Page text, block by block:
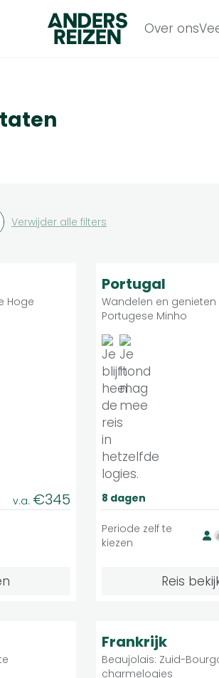
Anders Reizen Over ons
Verwijder alle filters
Hoge
v.a. €345
9.3
Portugal
Wandelen en genieten
Portugese Minho
8 dagen
Periode zelf te
kiezen
Reis
9.1
Frankrijk
Beaujolais: Zuid-
charmelogies